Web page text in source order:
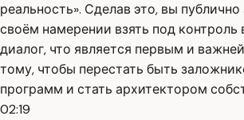
реальность». Сделав это, вы публично
своём намерении взять под контроль
диалог, что является первым и
тому, чтобы перестать быть
программ и стать архитектором
02:19